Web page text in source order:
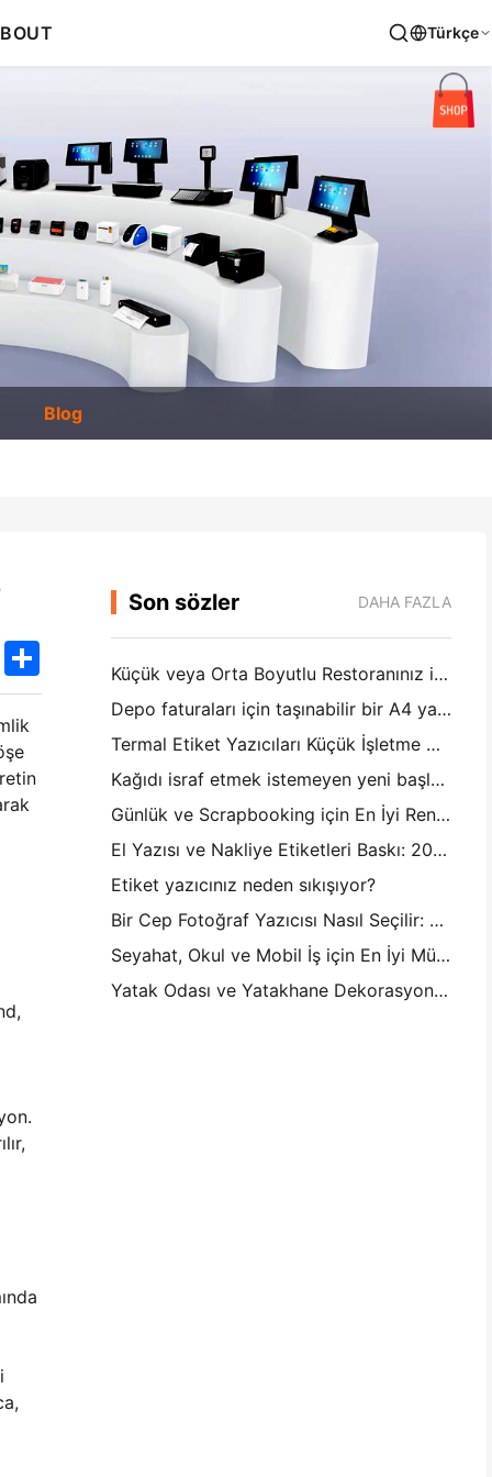
Türkçe
Blog
TwitterShare
Son sözler DAHA FAZLA
Küçük veya Orta Boyutlu Restoranınız için Doğru Restoran Yazılımı Nasıl Seçilir
Depo faturaları için taşınabilir bir A4 yazıcıya ihtiyacınız var mı? Aslında ne çalışır
Termal Etiket Yazıcıları Küçük İşletme Ürünleri için Su Geçirmez Etiketler Yapabilir mi?
Kağıdı israf etmek istemeyen yeni başlayanlar için en iyi anlık kamera
Günlük ve Scrapbooking için En İyi Renkli Etiket Yapıcısı: Her Sayfaya Daha Fazla Renk Ekle
El Yazısı ve Nakliye Etiketleri Baskı: 2026'da Küçük İşletmeler İçin İpuçları
Etiket yazıcınız neden sıkışıyor?
Bir Cep Fotoğraf Yazıcısı Nasıl Seçilir: Günlük, Seyahat ve iPhone Kullanıcıları için Tam Bir Kılavuz
Seyahat, Okul ve Mobil İş için En İyi Mürekkepsiz Taşınabilir Yazıcı: Hanin MT620 Pro İnceleme
Yatak Odası ve Yatakhane Dekorasyonu için Mini Fotoğraf Duvar Düzenleme Fikirleri ve İpuçları